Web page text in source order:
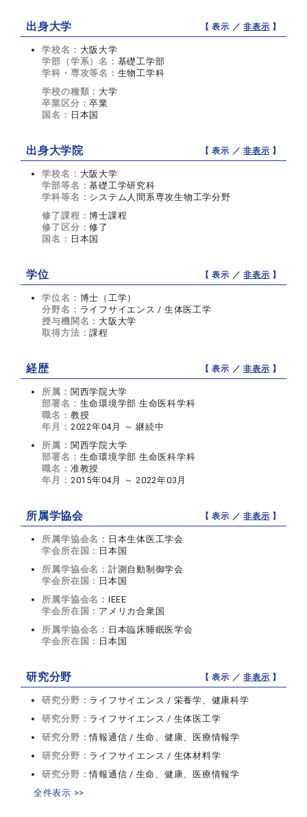
出身大学 【 表示 ／非表示 】
学校名： 大阪大学
学部（学系）名： 基礎工学部
学科・専攻等名： 生物工学科
学校の種類： 大学
卒業区分：卒業
国名： 日本国
出身大学院 【 表示 ／非表示 】
学校名： 大阪大学
学部等名：基礎工学研究科
学科等名： システム人間系専攻生物工学分野
修了課程：博士課程
修了区分：修了
国名： 日本国
学位 【 表示 ／非表示 】
学位名： 博士（工学）
分野名： ライフサイエンス / 生体医工学
授与機関名： 大阪大学
取得方法：課程
経歴 【 表示 ／非表示 】
所属： 関西学院大学
部署名： 生命環境学部 生命医科学科
職名： 教授
年月： 2022年04月 ～ 継続中
所属： 関西学院大学
部署名： 生命環境学部 生命医科学科
職名： 准教授
年月： 2015年04月 ～ 2022年03月
所属学協会 【 表示 ／非表示 】
所属学協会名： 日本生体医工学会
学会所在国： 日本国
所属学協会名： 計測自動制御学会
学会所在国： 日本国
所属学協会名： IEEE
学会所在国： アメリカ合衆国
所属学協会名： 日本臨床睡眠医学会
学会所在国： 日本国
研究分野 【 表示 ／非表示 】
研究分野： ライフサイエンス / 栄養学、健康科学
研究分野： ライフサイエンス / 生体医工学
研究分野：情報通信 / 生命、健康、医療情報学
研究分野： ライフサイエンス / 生体材料学
研究分野：情報通信 / 生命、健康、医療情報学
全件表示 >>